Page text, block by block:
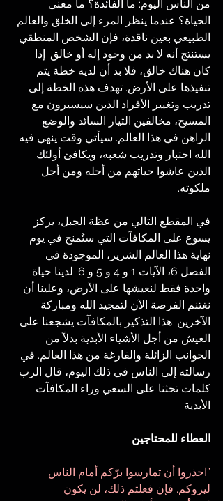
من الناس اليوم: ما الفائدة؟ ما معنى
الحياة؟ عندما ينظر المرء إلى الخلق والعالم
الطبيعي بعين ناقدة، فإن الشخص المنطقي
يستنتج أنه لا بد من وجود إله أو خالق. إذا
كان هناك خالق، فلا بد أن لديه خطة يتم
تنفيذها على الأرض. تهدف هذه الخطة إلى
تدريب وتغيير الأفراد الذين سيسيرون مع
المسيح، مخالفين التيار السائد والوضع
الراهن في هذا العالم. سيأتي وقت ينهي فيه
الله اختبار وتدريب شعبه، ويكافئ أولئك
الذين عاشوا حياتهم من أجله ومن أجل
ملكوته.
في المقطع التالي من عظة الجبل، يركز
يسوع على المكافآت التي ستُمنح في يوم
نهاية هذا العالم الشرير، الموجودة في
الفصل 6، الآيات 1 و 4 و 5 و 6. لدينا حياة
واحدة فقط لنعيشها على الأرض، وعلينا أن
نغتنم الفرصة الآن لتمجيد الله ومباركة
الآخرين. هذا التذكير بالمكافآت يشجعنا على
العيش من أجل الأشياء الأبدية بدلاً من
الجوانب الزائلة والفارغة من هذا العالم. في
رسالته إلى الناس في ذلك اليوم، قال الرب
كلمات تحثنا على السعي وراء المكافآت
الأبدية:
العطاء للمحتاجين
”احذروا أن تمارسوا برّكم أمام الناس
ليروكم. فإن فعلتم ذلك، لن يكون